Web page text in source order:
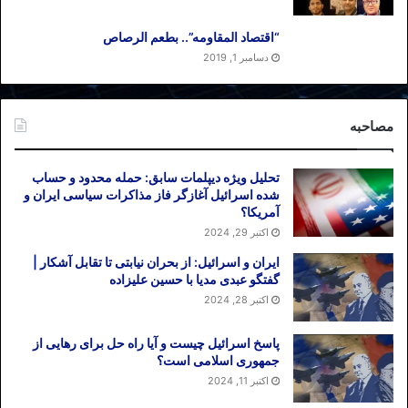
قطبی کردن انتخابات در شکل هاشمی–
احمدی نژاد (اشرافیت- ساده زیستی) برای
احمدی نژاد میسر شد، چه استبعادی دارد که
تیم احمد نژاد به دنبال دوقطبی کردن دوباره
ولی فقیه.
سیر قهقرایی افول قدرت احمدی نژاد در ماه
های اخیر تنها به «دست برتر» ولی فقیه میسر
گردیده است تا آنجا که از سوی خامنه ای
تهدید شد که «فعلا نصیحت می کند».
نه این است که فقط شیشه (الماس) است که
شیشه را می خراشد؟ پس ولی فقیه (نائب
امام زمان) را فقط خود امام زمان است که
می تواند منکوب کند.
“اقتصاد المقاومه”.. بطعم الرصاص
دسامبر 1, 2019
مصاحبه
تحلیل ویژه دیپلمات سابق: حمله محدود و حساب
شده اسرائیل آغازگر فاز مذاکرات سیاسی ایران و
آمریکا؟
اکتبر 29, 2024
ایران و اسرائیل: از بحران نیابتی تا تقابل آشکار |
گفتگو عبدی مدیا با حسین علیزاده
اکتبر 28, 2024
پاسخ اسرائیل چیست و آیا راه حل برای رهایی از
جمهوری اسلامی است؟
اکتبر 11, 2024